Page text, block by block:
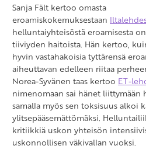
Sanja Fält kertoo omasta
eroamiskokemuksestaan
helluntaiyhteisöstä eroamisesta
tiiviyden haitoista. Hän kertoo,
hyvin vastahakoisia tyttärensä
aiheuttavan edelleen riitaa
Norea-Syvänen taas kertoo ET-
nimenomaan sai hänet
samalla myös sen toksisuus alkoi
ylitsepääsemättömäksi.
kritiikkiä uskon yhteisön
uskonnollisen väkivallan vuoksi.